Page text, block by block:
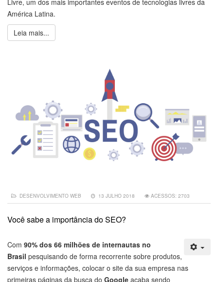
Livre, um dos mais importantes eventos de tecnologias livres da
América Latina.
Leia mais...
DESENVOLVIMENTO WEB 13 JULHO 2018 ACESSOS: 2703
Você sabe a importância do SEO?
Com 90% dos 66 milhões de internautas no
Brasil pesquisando de forma recorrente sobre produtos,
serviços e informações, colocar o site da sua empresa nas
primeiras páginas da busca do Google acaba sendo